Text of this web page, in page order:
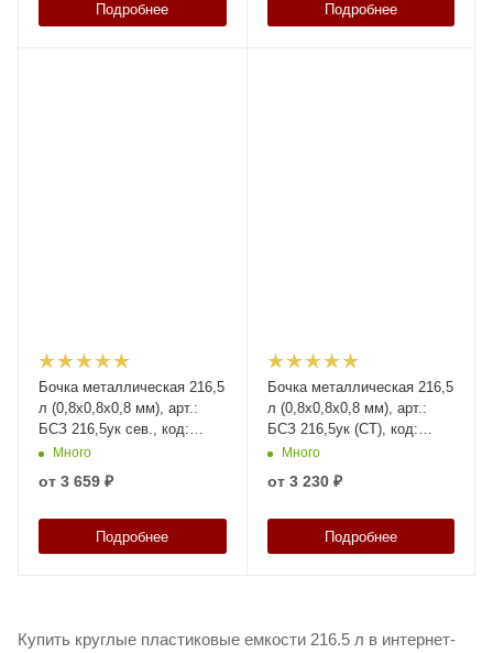
Подробнее Подробнее
Бочка металлическая 216,5
л (0,8х0,8х0,8 мм), арт.:
БСЗ 216,5ук сев., код:
23006
Много
от 3 659 ₽
Подробнее
Бочка металлическая 216,5
л (0,8х0,8х0,8 мм), арт.:
БСЗ 216,5ук (СТ), код:
26970
Много
от 3 230 ₽
Подробнее
Купить круглые пластиковые емкости 216.5 л в интернет-